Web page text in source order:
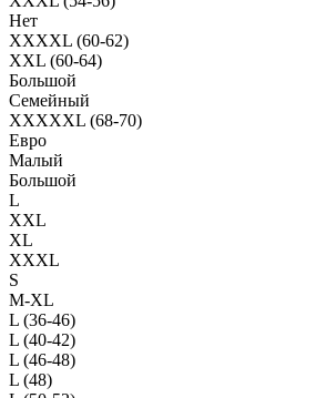
Нет
XXXXL (60-62)
XXL (60-64)
Большой
Семейный
XXXXXL (68-70)
Евро
Малый
Большой
L
XXL
XL
XXXL
S
M-XL
L (36-46)
L (40-42)
L (46-48)
L (48)